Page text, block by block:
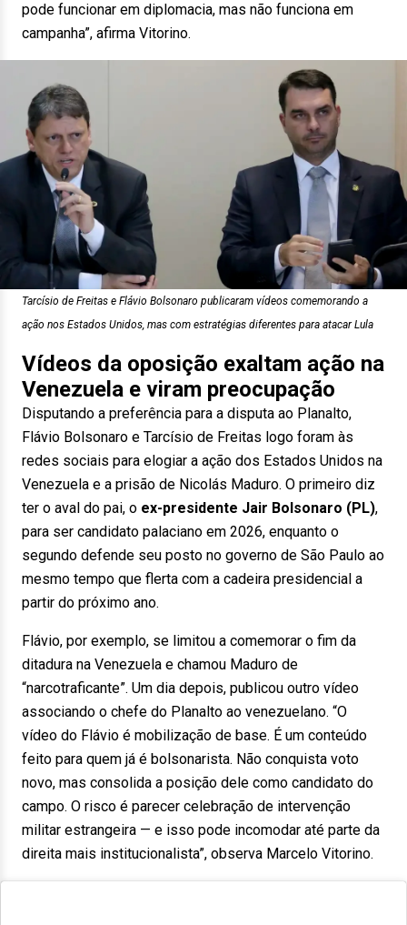
pode funcionar em diplomacia, mas não funciona em
campanha”, afirma Vitorino.
Tarcísio de Freitas e Flávio Bolsonaro publicaram vídeos comemorando a
ação nos Estados Unidos, mas com estratégias diferentes para atacar Lula
Vídeos da oposição exaltam ação na
Venezuela e viram preocupação
Disputando a preferência para a disputa ao Planalto,
Flávio Bolsonaro e Tarcísio de Freitas logo foram às
redes sociais para elogiar a ação dos Estados Unidos na
Venezuela e a prisão de Nicolás Maduro. O primeiro diz
ter o aval do pai, o ex-presidente Jair Bolsonaro (PL),
para ser candidato palaciano em 2026, enquanto o
segundo defende seu posto no governo de São Paulo ao
mesmo tempo que flerta com a cadeira presidencial a
partir do próximo ano.
Flávio, por exemplo, se limitou a comemorar o fim da
ditadura na Venezuela e chamou Maduro de
“narcotraficante”. Um dia depois, publicou outro vídeo
associando o chefe do Planalto ao venezuelano. “O
vídeo do Flávio é mobilização de base. É um conteúdo
feito para quem já é bolsonarista. Não conquista voto
novo, mas consolida a posição dele como candidato do
campo. O risco é parecer celebração de intervenção
militar estrangeira — e isso pode incomodar até parte da
direita mais institucionalista”, observa Marcelo Vitorino.